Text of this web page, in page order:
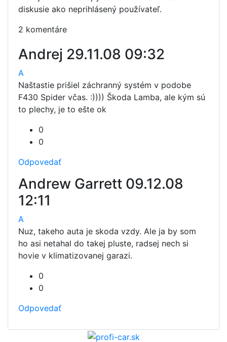
diskusie ako neprihlásený používateľ.
2 komentáre
Andrej 29.11.08 09:32
A
Naštastie prišiel záchranný systém v podobe
F430 Spider včas. :)))) Škoda Lamba, ale kým sú
to plechy, je to ešte ok
0
0
Odpovedať
Andrew Garrett 09.12.08
12:11
A
Nuz, takeho auta je skoda vzdy. Ale ja by som
ho asi netahal do takej pluste, radsej nech si
hovie v klimatizovanej garazi.
0
0
Odpovedať